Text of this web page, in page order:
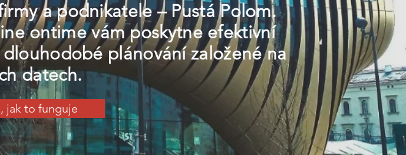
a podnikatele – Pustá Polom.
ontime vám poskytne efektivní
plánování založené na
datech.
jak to funguje